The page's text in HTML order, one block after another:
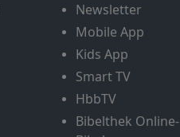
Newsletter
Mobile App
Kids App
Smart TV
HbbTV
Bibelthek Online-